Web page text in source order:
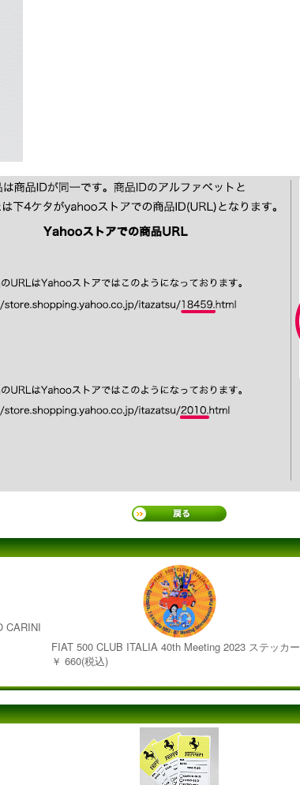
CARINI
FIAT 500 CLUB ITALIA 40th Meeting 2023 ステッカー
￥ 660(税込)